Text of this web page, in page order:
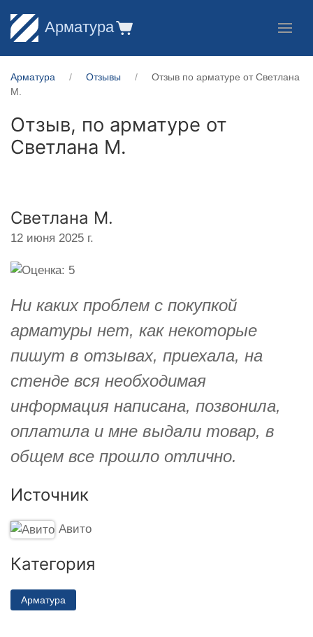
Арматура
Арматура Отзывы
Отзыв по арматуре от Светлана
М.
Отзыв, по арматуре от
Светлана М.
Светлана М.
12 июня 2025 г.
Ни каких проблем с покупкой
арматуры нет, как некоторые
пишут в отзывах, приехала, на
стенде вся необходимая
информация написана, позвонила,
оплатила и мне выдали товар, в
общем все прошло отлично.
Источник
Авито
Категория
Арматура